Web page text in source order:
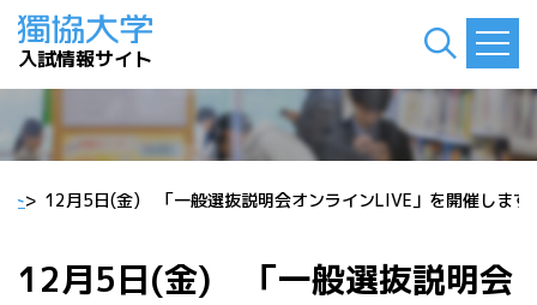
入試情報サイト
ト> 12月5日(金) 「一般選抜説明会オンラインLIVE」を開催します
12月5日(金) 「一般選抜説明会